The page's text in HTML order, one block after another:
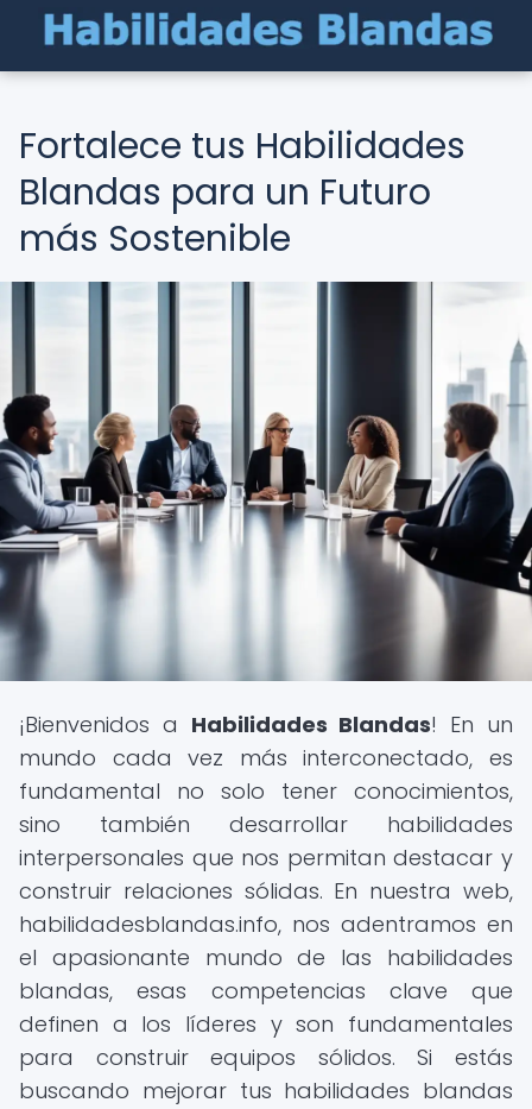
Fortalece tus Habilidades
Blandas para un Futuro
más Sostenible
¡Bienvenidos a Habilidades Blandas! En un
mundo cada vez más interconectado, es
fundamental no solo tener conocimientos,
sino también desarrollar habilidades
interpersonales que nos permitan destacar y
construir relaciones sólidas. En nuestra web,
habilidadesblandas.info, nos adentramos en
el apasionante mundo de las habilidades
blandas, esas competencias clave que
definen a los líderes y son fundamentales
para construir equipos sólidos. Si estás
buscando mejorar tus habilidades blandas